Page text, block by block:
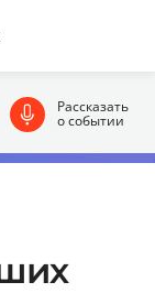
Рассказать
о событии